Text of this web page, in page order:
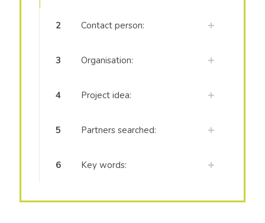
2 Contact person:
3 Organisation:
4 Project idea:
5 Partners searched:
6 Key words: